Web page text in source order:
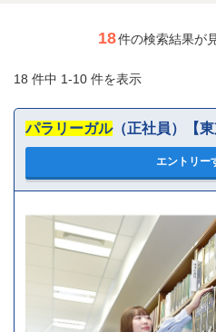
AND検索
OR検索
アルバイト
契約社員
18件の検索結果が
18 件中 1-10 件を表示
パラリーガル（正社員）【東